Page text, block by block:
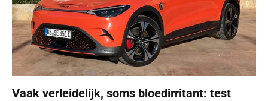
Vaak verleidelijk, soms bloedirritant: test